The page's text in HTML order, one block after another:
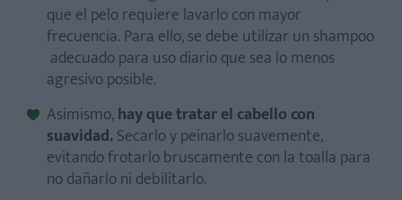
que el pelo requiere lavarlo con mayor
frecuencia. Para ello, se debe utilizar un shampoo
adecuado para uso diario que sea lo menos
agresivo posible.
Asimismo,hay que tratar el cabello con
suavidad.Secarlo y peinarlo suavemente,
evitando frotarlo bruscamente con la toalla para
no dañarlo ni debilitarlo.